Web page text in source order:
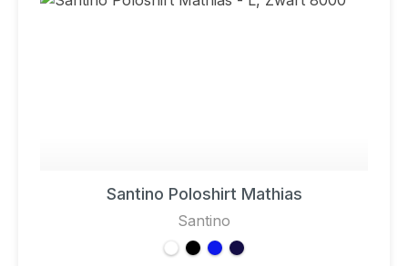
Santino Poloshirt Mathias
Santino